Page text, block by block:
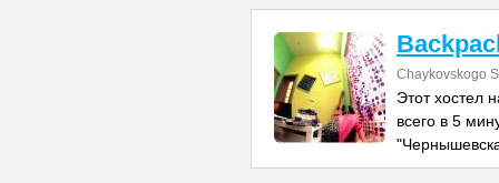
Chaykovskogo
Этот хостел
всего в 5